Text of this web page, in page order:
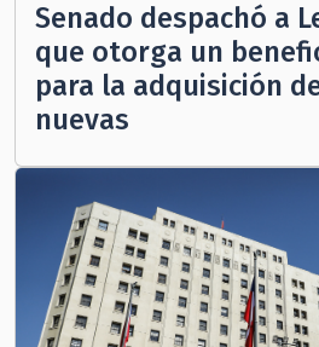
Senado despachó a
que otorga un
para la adquisición
nuevas